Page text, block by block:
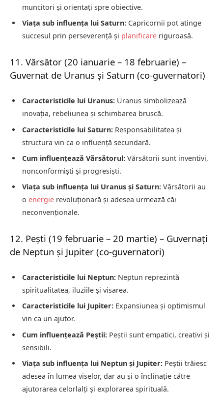
muncitori și orientați spre obiective.
Viața sub influența lui Saturn: Capricornii pot atinge
succesul prin perseverență și planificare riguroasă.
11. Vărsător (20 ianuarie – 18 februarie) –
Guvernat de Uranus și Saturn (co-guvernatori)
Caracteristicile lui Uranus: Uranus simbolizează
inovația, rebeliunea și schimbarea bruscă.
Caracteristicile lui Saturn: Responsabilitatea și
structura vin ca o influență secundară.
Cum influențează Vărsătorul: Vărsătorii sunt inventivi,
nonconformiști și progresiști.
Viața sub influența lui Uranus și Saturn: Vărsătorii au
o energie revoluționară și adesea urmează căi
neconvenționale.
12. Pești (19 februarie – 20 martie) – Guvernați
de Neptun și Jupiter (co-guvernatori)
Caracteristicile lui Neptun: Neptun reprezintă
spiritualitatea, iluziile și visarea.
Caracteristicile lui Jupiter: Expansiunea și optimismul
vin ca un ajutor.
Cum influențează Peștii: Peștii sunt empatici, creativi și
sensibili.
Viața sub influența lui Neptun și Jupiter: Peștii trăiesc
adesea în lumea viselor, dar au și o înclinație către
ajutorarea celorlalți și explorarea spirituală.